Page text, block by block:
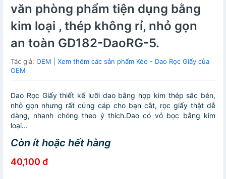
văn phòng phẩm tiện dụng bằng
kim loại , thép không rỉ, nhỏ gọn
an toàn GD182-DaoRG-5.
Tác giả: OEM
Xem thêm các sản phẩm Kéo - Dao Rọc Giấy của
OEM
Dao Rọc Giấy thiết kế lưỡi dao bằng hợp kim thép sắc bén,
nhỏ gọn nhưng rất cứng cáp cho bạn cắt, rọc giấy thật dễ
dàng, nhanh chóng theo ý thích.Dao có vỏ bọc bằng kim
loại...
Còn ít hoặc hết hàng
40,100 đ